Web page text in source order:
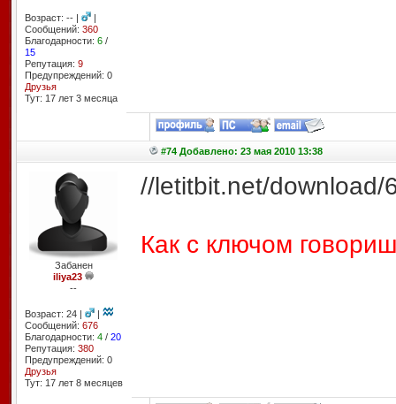
Возраст: -- |
|
Сообщений: 360
Благодарности: 6/
15
Репутация: 9
Предупреждений: 0
Друзья
Тут: 17 лет 3 месяцa
#74 Добавлено: 23 мая 2010 13:38
Забанен
iliya23
--
Возраст: 24 |
|
Сообщений: 676
Благодарности: 4/ 20
Репутация: 380
Предупреждений: 0
Друзья
Тут: 17 лет 8 месяцев
//letitbit.net/download/
Как с ключом